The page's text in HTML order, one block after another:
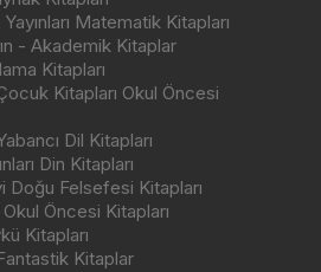
Matematik Kitapları
- Akademik Kitaplar
Kitapları
Kitapları Okul Öncesi
Dil Kitapları
Din Kitapları
Doğu Felsefesi Kitapları
Öncesi Kitapları
Kitapları
Kitaplar